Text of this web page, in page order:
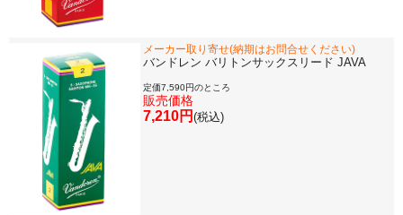
メーカー取り寄せ(納期はお問合せください)
バンドレン バリトンサックスリード JAVA
定価7,590円のところ
販売価格
7,210円 (税込)